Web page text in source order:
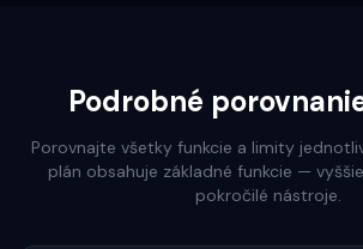
Podrobné
Porovnajte všetky funkcie a limity
plán obsahuje základné funkcie —
pokročilé nástroje.